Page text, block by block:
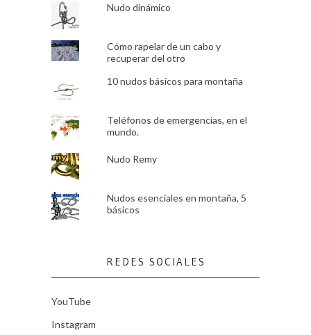
Nudo dinámico
Cómo rapelar de un cabo y
recuperar del otro
10 nudos básicos para montaña
Teléfonos de emergencias, en el
mundo.
Nudo Remy
Nudos esenciales en montaña, 5
básicos
REDES SOCIALES
YouTube
Instagram